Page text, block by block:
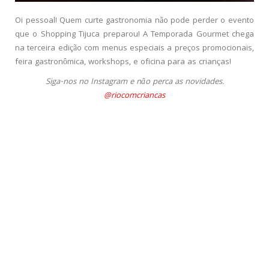
Oi pessoal! Quem curte gastronomia não pode perder o evento
que o Shopping Tijuca preparou! A Temporada Gourmet chega
na terceira edição com menus especiais a preços promocionais,
feira gastronômica, workshops, e oficina para as crianças!
Siga-nos no Instagram e não perca as novidades.
@riocomcriancas